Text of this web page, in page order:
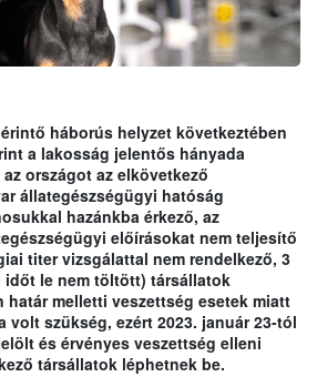
háborús helyzet következtében
a lakosság jelentős hányada
országot az elkövetkező
állategészségügyi hatóság
hazánkba érkező, az
előírásokat nem teljesítő
titer vizsgálattal nem rendelkező, 3
időt le nem töltött) társállatok
határ melletti veszettség esetek miatt
volt szükség, ezért 2023. január 23-tól
és érvényes veszettség elleni
társállatok léphetnek be.